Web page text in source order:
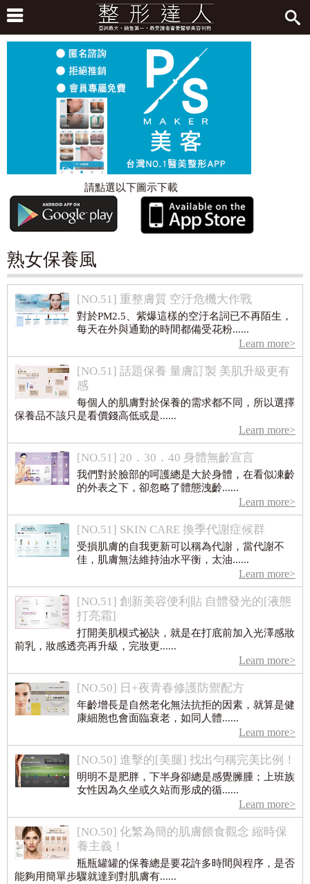
請點選以下圖示下載
熟女保養風
[NO.51] 重整膚質 空汙危機大作戰
對於PM2.5、紫爆這樣的空汙名詞已不再陌生，
每天在外與通勤的時間都備受花粉......
Learn more>
[NO.51] 話題保養 量膚訂製 美肌升級更有
感
每個人的肌膚對於保養的需求都不同，所以選擇
保養品不該只是看價錢高低或是......
Learn more>
[NO.51] 20．30．40 身體無齡宣言
我們對於臉部的呵護總是大於身體，在看似凍齡
的外表之下，卻忽略了體態洩齡......
Learn more>
[NO.51] SKIN CARE 換季代謝症候群
受損肌膚的自我更新可以稱為代謝，當代謝不
佳，肌膚無法維持油水平衡，太油......
Learn more>
[NO.51] 創新美容便利貼 自體發光的[液態
打亮霜]
打開美肌模式祕訣，就是在打底前加入光澤感妝
前乳，妝感透亮再升級，完妝更......
Learn more>
[NO.50] 日+夜青春修護防禦配方
年齡增長是自然老化無法抗拒的因素，就算是健
康細胞也會面臨衰老，如同人體......
Learn more>
[NO.50] 進擊的[美腿] 找出勻稱完美比例！
明明不是肥胖，下半身卻總是感覺臃腫；上班族
女性因為久坐或久站而形成的循......
Learn more>
[NO.50] 化繁為簡的肌膚餵食觀念 縮時保
養主義！
瓶瓶罐罐的保養總是要花許多時間與程序，是否
能夠用簡單步驟就達到對肌膚有......